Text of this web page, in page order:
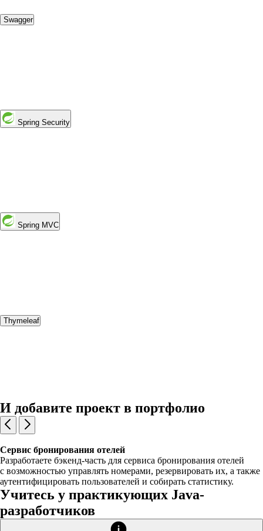
Swagger
Spring Security
Spring MVC
Thymeleaf
И добавите проект в портфолио
Сервис бронирования отелей
Разработаете бэкенд-часть для сервиса бронирования отелей
с возможностью управлять номерами, резервировать их, а также
аутентифицировать пользователей и собирать статистику.
Учитесь у практикующих Java-
разработчиков